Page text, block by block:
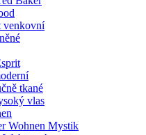
venkovní
tkané
vlas
Wohnen Mystik